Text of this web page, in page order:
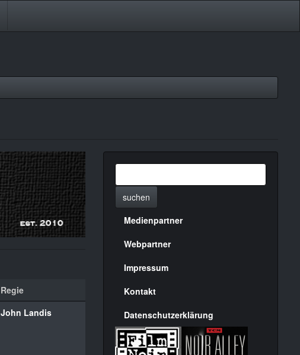
Regie
John Landis
suchen
Menülinks
rechte
Seite
Medienpartner
Webpartner
Impressum
Kontakt
Datenschutzerklärung